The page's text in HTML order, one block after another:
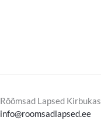
Rõõmsad Lapsed Kirbukas
info@roomsadlapsed.ee